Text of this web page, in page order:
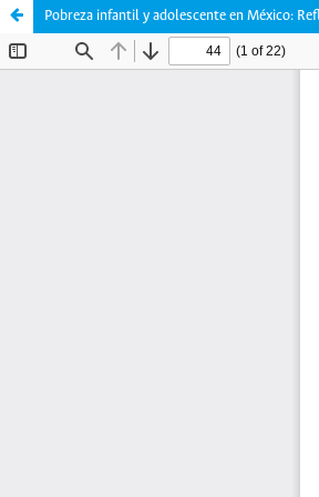
Pobreza infantil y adolescente en México: